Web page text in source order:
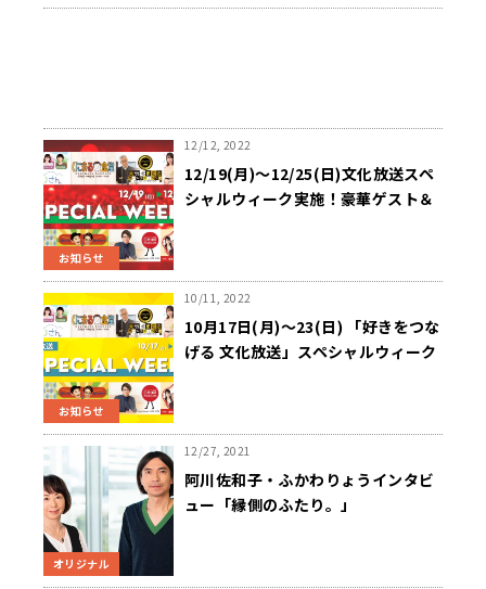
お知らせ
12/12, 2022
12/19(月)～12/25(日)文化放送スペ
シャルウィーク実施！豪華ゲスト＆
お知らせ
10/11, 2022
10月17日(月)～23(日) 「好きをつな
げる 文化放送」スペシャルウィーク
オリジナル
12/27, 2021
阿川佐和子・ふかわりょうインタビ
ュー「縁側のふたり。」